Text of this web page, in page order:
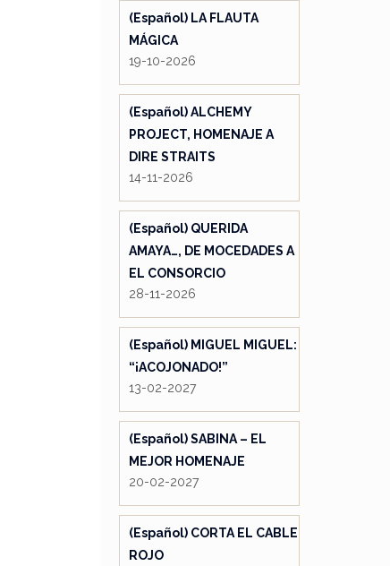
(Español) LA FLAUTA
MÁGICA
19-10-2026
(Español) ALCHEMY
PROJECT, HOMENAJE A
DIRE STRAITS
14-11-2026
(Español) QUERIDA
AMAYA…, DE MOCEDADES A
EL CONSORCIO
28-11-2026
(Español) MIGUEL MIGUEL:
“¡ACOJONADO!”
13-02-2027
(Español) SABINA – EL
MEJOR HOMENAJE
20-02-2027
(Español) CORTA EL CABLE
ROJO